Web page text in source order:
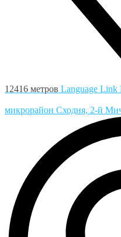
12416 метров Language Link
микрорайон Сходня, 2-й